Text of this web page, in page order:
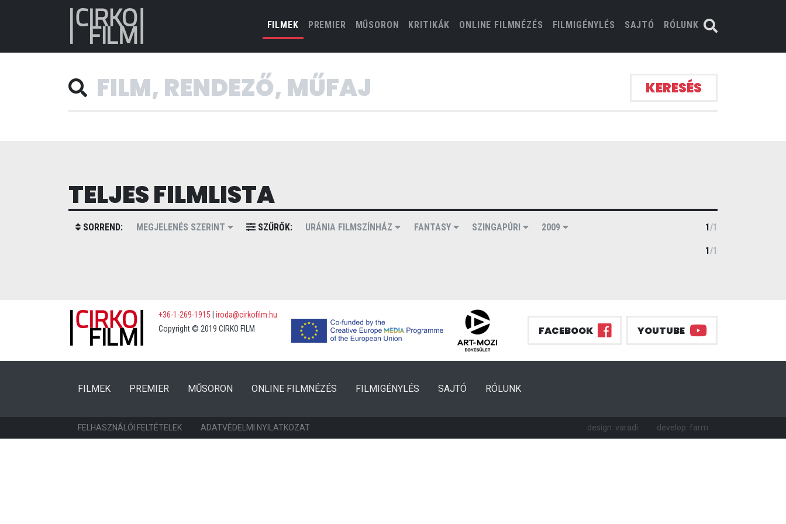
FILMEK(CURRENT)
PREMIER MŰSORON KRITIKÁK ONLINE FILMNÉZÉS FILMIGÉNYLÉS SAJTÓ RÓLUNK
KERESÉS
TELJES FILMLISTA
SORREND: MEGJELENÉS SZERINT SZŰRŐK: URÁNIA FILMSZÍNHÁZ FANTASY SZINGAPÚRI 2009 1/1
1/1
+36-1-269-1915
iroda@cirkofilm.hu
Copyright © 2019 CIRKO FILM
FACEBOOK YOUTUBE
FILMEK(CURRENT)
PREMIER (CURRENT)
MŰSORON ONLINE FILMNÉZÉS FILMIGÉNYLÉS SAJTÓ RÓLUNK
FELHASZNÁLÓI FELTÉTELEK ADATVÉDELMI NYILATKOZAT design: varadi develop: farm